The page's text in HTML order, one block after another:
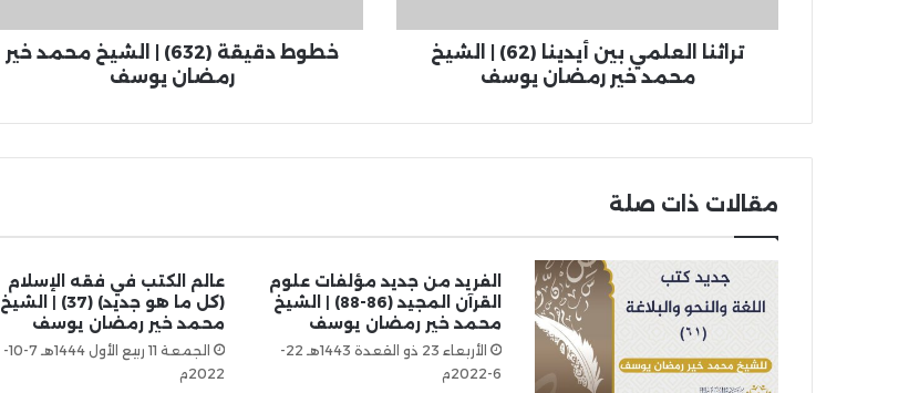
تراثنا العلمي بين أيدينا (62) | الشيخ
محمد خير رمضان يوسف
خطوط دقيقة (632) | الشيخ محمد خير
رمضان يوسف
مقالات ذات صلة
الفريد من جديد مؤلفات علوم
القرآن المجيد (86-88) | الشيخ
محمد خير رمضان يوسف
الأربعاء 23 ذو القعدة 1443هـ 22-
6-2022م
عالم الكتب في فقه الإسلام
(كل ما هو جديد) (37) | الشيخ
محمد خير رمضان يوسف
الجمعة 11 ربيع الأول 1444هـ 7-10-
2022م